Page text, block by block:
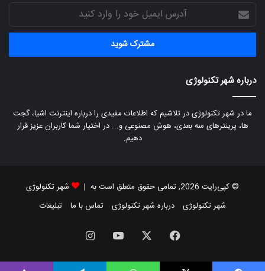
آدرس
ایمیل
خود
وارد
درباره شهر تکنولوژی
ما در شهر تکنولوژی در تلاشیم که اطلاعات مفیدی را درباره اینترنت اشیا، گجت
ها، پرینترهای سه بعدی، هوش مصنوعی و... در اختیار شما کاربران عزیز قرار
دهیم.
© کپی‌رایت 2026, تمامی حقوق متعلق است به |
شهر تکنولوژی
شهر تکنولوژی
درباره شهر تکنولوژی تماس با ما تبلیغات
فیسبوک یوتیوباینستاگرام